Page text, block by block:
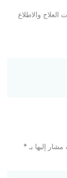
والاطلاع
مشار إليها بـ *